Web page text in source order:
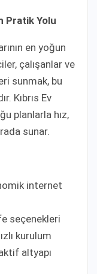
Pratik Yolu
en yoğun
çalışanlar ve
sunmak, bu
Kıbrıs Ev
planlarla hız,
sunar.
internet
seçenekleri
kurulum
altyapı